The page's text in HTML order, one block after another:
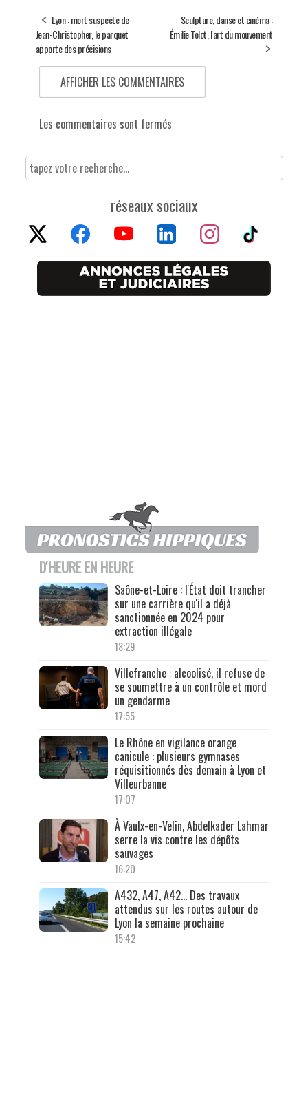
Lyon : mort suspecte de
Jean-Christopher, le parquet
apporte des précisions
Sculpture, danse et cinéma :
Émilie Tolot, l'art du mouvement
AFFICHER LES COMMENTAIRES
Les commentaires sont fermés
réseaux sociaux
D'HEURE EN HEURE
Saône-et-Loire : l'État doit trancher
sur une carrière qu'il a déjà
sanctionnée en 2024 pour
extraction illégale
18:29
Villefranche : alcoolisé, il refuse de
se soumettre à un contrôle et mord
un gendarme
17:55
Le Rhône en vigilance orange
canicule : plusieurs gymnases
réquisitionnés dès demain à Lyon et
Villeurbanne
17:07
À Vaulx-en-Velin, Abdelkader Lahmar
serre la vis contre les dépôts
sauvages
16:20
A432, A47, A42… Des travaux
attendus sur les routes autour de
Lyon la semaine prochaine
15:42